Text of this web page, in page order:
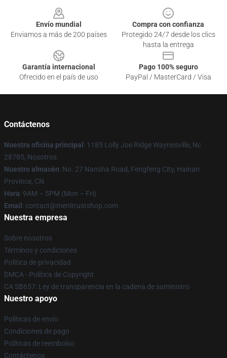
Envío mundial
Enviamos a más de 200 países
Compra con confianza
Protegido 24/7 desde los clics
hasta la entrega
Garantía internacional
Ofrecido en el país de uso
Pago 100% seguro
PayPal / MasterCard / Visa
Contáctenos
Nuestra oficina principal : 1185 Lolly Joe Ridge Waynesville, Nc
28785, Nosotros
Nuestro almacén: No. 27 Nansha Road, Fengfeng City, Hainan
Province, CN
Hora: 9AM – 5PM (Mon – Fri)
Email : contact@menitrustshop.com
Nuestra empresa
Sobre nosotros
Términos y condiciones
Política de privacidad
DMCA - Política de Copyright
CA SB657: Ley de transparencia en la cadena de suministro
Nuestro apoyo
Políticas de envío
Condiciones de pago
Políticas de reembolso
Contáctenos